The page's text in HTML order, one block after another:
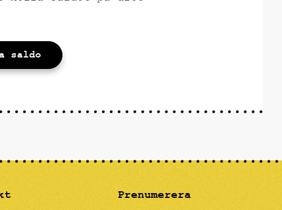
saldo
Prenumerera